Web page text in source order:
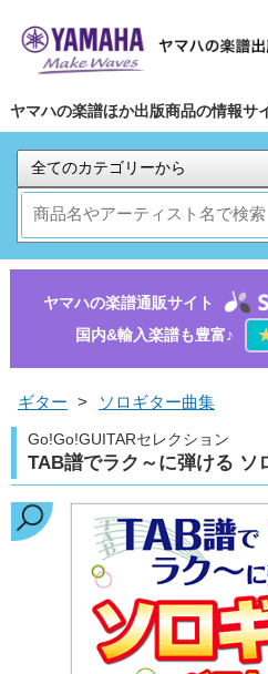
ヤマハの楽譜ほか出版商品の情報サ
ヤマハの楽譜通販サイト
国内&輸入楽譜も豊富♪
ギター > ソロギター曲集
Go!Go!GUITARセレクション
TAB譜でラク～に弾ける ソ